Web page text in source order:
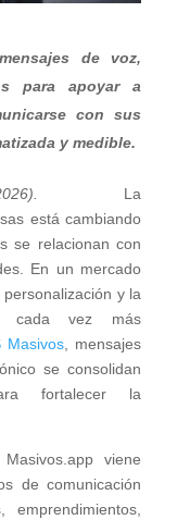
de voz,
para apoyar a
con sus
y medible.
de 2026). La
está cambiando
se relacionan con
En un mercado
y la
cada vez más
Masivos , mensajes
se consolidan
fortalecer la
viene
de comunicación